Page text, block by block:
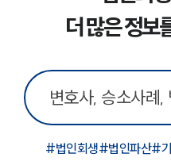
대륜법
대륜법
더 많은 정보
#법인회생#법인파산#